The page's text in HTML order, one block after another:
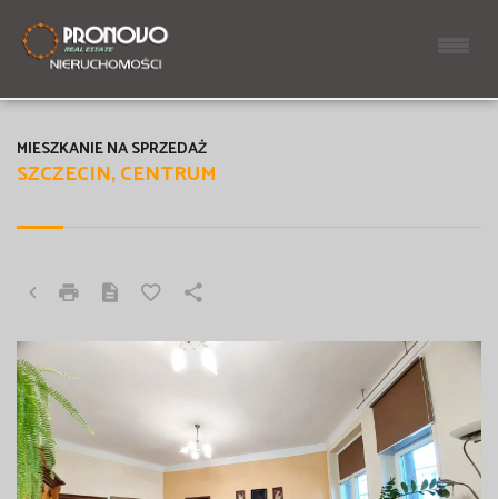
SZCZECIN, CENTRUM
MIESZKANIE NA SPRZEDAŻ